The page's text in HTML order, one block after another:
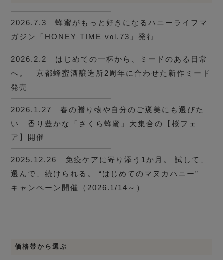
2026.7.3 蜂蜜がもっと好きになるハニーライフマ
ガジン「HONEY TIME vol.73」発行
2026.2.2 はじめての一杯から、ミードのある日常
へ。 京都蜂蜜酒醸造所2周年に合わせた新作ミード
発売
2026.1.27 春の贈り物や自分のご褒美にも選びた
い 香り豊かな「さくら蜂蜜」大集合の【桜フェ
ア】開催
2025.12.26 免疫ケアに寄り添う1か月。 試して、
選んで、続けられる。 “はじめてのマヌカハニー”
キャンペーン開催（2026.1/14～）
価格帯から選ぶ